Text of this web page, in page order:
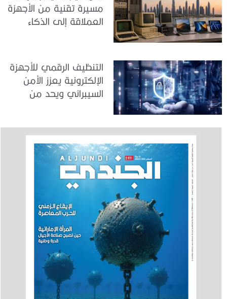
مسيرة تقنية من الأجهزة
العملاقة إلى الذكاء
التنظيف الرقمي للأجهزة
الإلكترونية يعزز الأمن
السيبراني ويحد من